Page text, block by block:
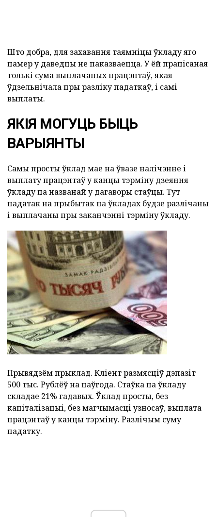
Што добра, для захавання таямніцы ўкладу яго
памер у даведцы не паказваецца. У ёй прапісаная
толькі сума выплачаных працэнтаў, якая
ўдзельнічала пры разліку падаткаў, і самі
выплаты.
ЯКІЯ МОГУЦЬ БЫЦЬ
ВАРЫЯНТЫ
Самы просты ўклад мае на ўвазе налічэнне і
выплату працэнтаў у канцы тэрміну дзеяння
ўкладу па названай у дагаворы стаўцы. Тут
падатак на прыбытак па ўкладах будзе разлічаны
і выплачаны пры заканчэнні тэрміну ўкладу.
Прывядзём прыклад. Кліент размясціў дэпазіт
500 тыс. Рублёў на паўгода. Стаўка па ўкладу
складае 21% гадавых. Ўклад просты, без
капіталізацыі, без магчымасці узносаў, выплата
працэнтаў у канцы тэрміну. Разлічым суму
падатку.